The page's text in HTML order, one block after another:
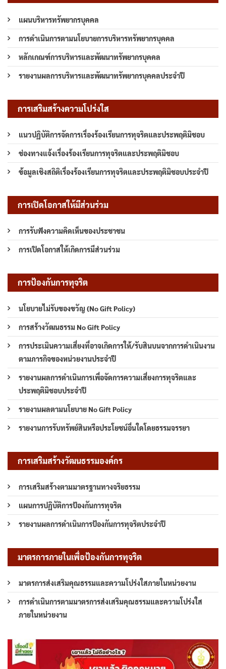
แผนบริหารทรัพยากรบุคคล
การดำเนินการตามนโยบายการบริหารทรัพยากรบุคคล
หลักเกณฑ์การบริหารและพัฒนาทรัพยากรบุคคล
รายงานผลการบริหารและพัฒนาทรัพยากรบุคคลประจำปี
การเสริมสร้างความโปร่งใส
แนวปฏิบัติการจัดการเรื่องร้องเรียนการทุจริตและประพฤติมิชอบ
ช่องทางแจ้งเรื่องร้องเรียนการทุจริตและประพฤติมิชอบ
ข้อมูลเชิงสถิติเรื่องร้องเรียนการทุจริตและประพฤติมิชอบประจำปี
การเปิดโอกาสให้มีส่วนร่วม
การรับฟังความคิดเห็นของประชาชน
การเปิดโอกาสให้เกิดการมีส่วนร่วม
การป้องกันการทุจริต
นโยบายไม่รับของขวัญ (No Gift Policy)
การสร้างวัฒนธรรม No Gift Policy
การประเมินความเสี่ยงที่อาจเกิดการให้/รับสินบนจากการดำเนินงาน
ตามภารกิจของหน่วยงานประจำปี
รายงานผลการดำเนินการเพื่อจัดการความเสี่ยงการทุจริตและ
ประพฤติมิชอบประจำปี
รายงานผลตามนโยบาย No Gift Policy
รายงานการรับทรัพย์สินหรือประโยชน์อื่นใดโดยธรรมจรรยา
การเสริมสร้างวัฒนธรรมองค์กร
การเสริมสร้างตามมาตรฐานทางจริยธรรม
แผนการปฏิบัติการป้องกันการทุจริต
รายงานผลการดำเนินการป้องกันการทุจริตประจำปี
มาตรการภายในเพื่อป้องกันการทุจริต
มาตรการส่งเสริมคุณธรรมและความโปร่งใสภายในหน่วยงาน
การดำเนินการตามมาตรการส่งเสริมคุณธรรมและความโปร่งใส
ภายในหน่วยงาน